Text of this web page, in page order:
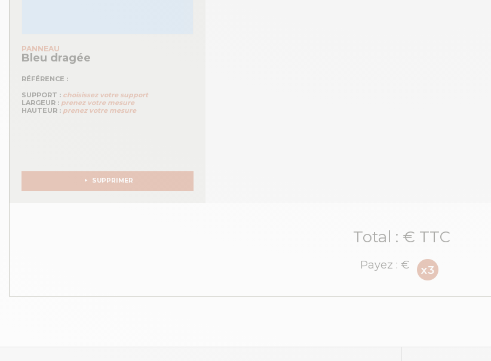
PANNEAU
Bleu dragée
RÉFÉRENCE :
SUPPORT : choisissez votre support
LARGEUR : prenez votre mesure
HAUTEUR : prenez votre mesure
SUPPRIMER
Total : € TTC
Payez : €